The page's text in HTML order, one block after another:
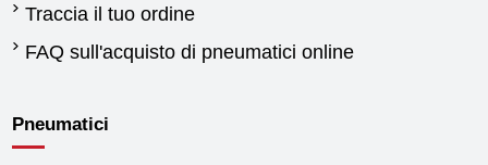
Traccia il tuo ordine
FAQ sull'acquisto di pneumatici online
Pneumatici